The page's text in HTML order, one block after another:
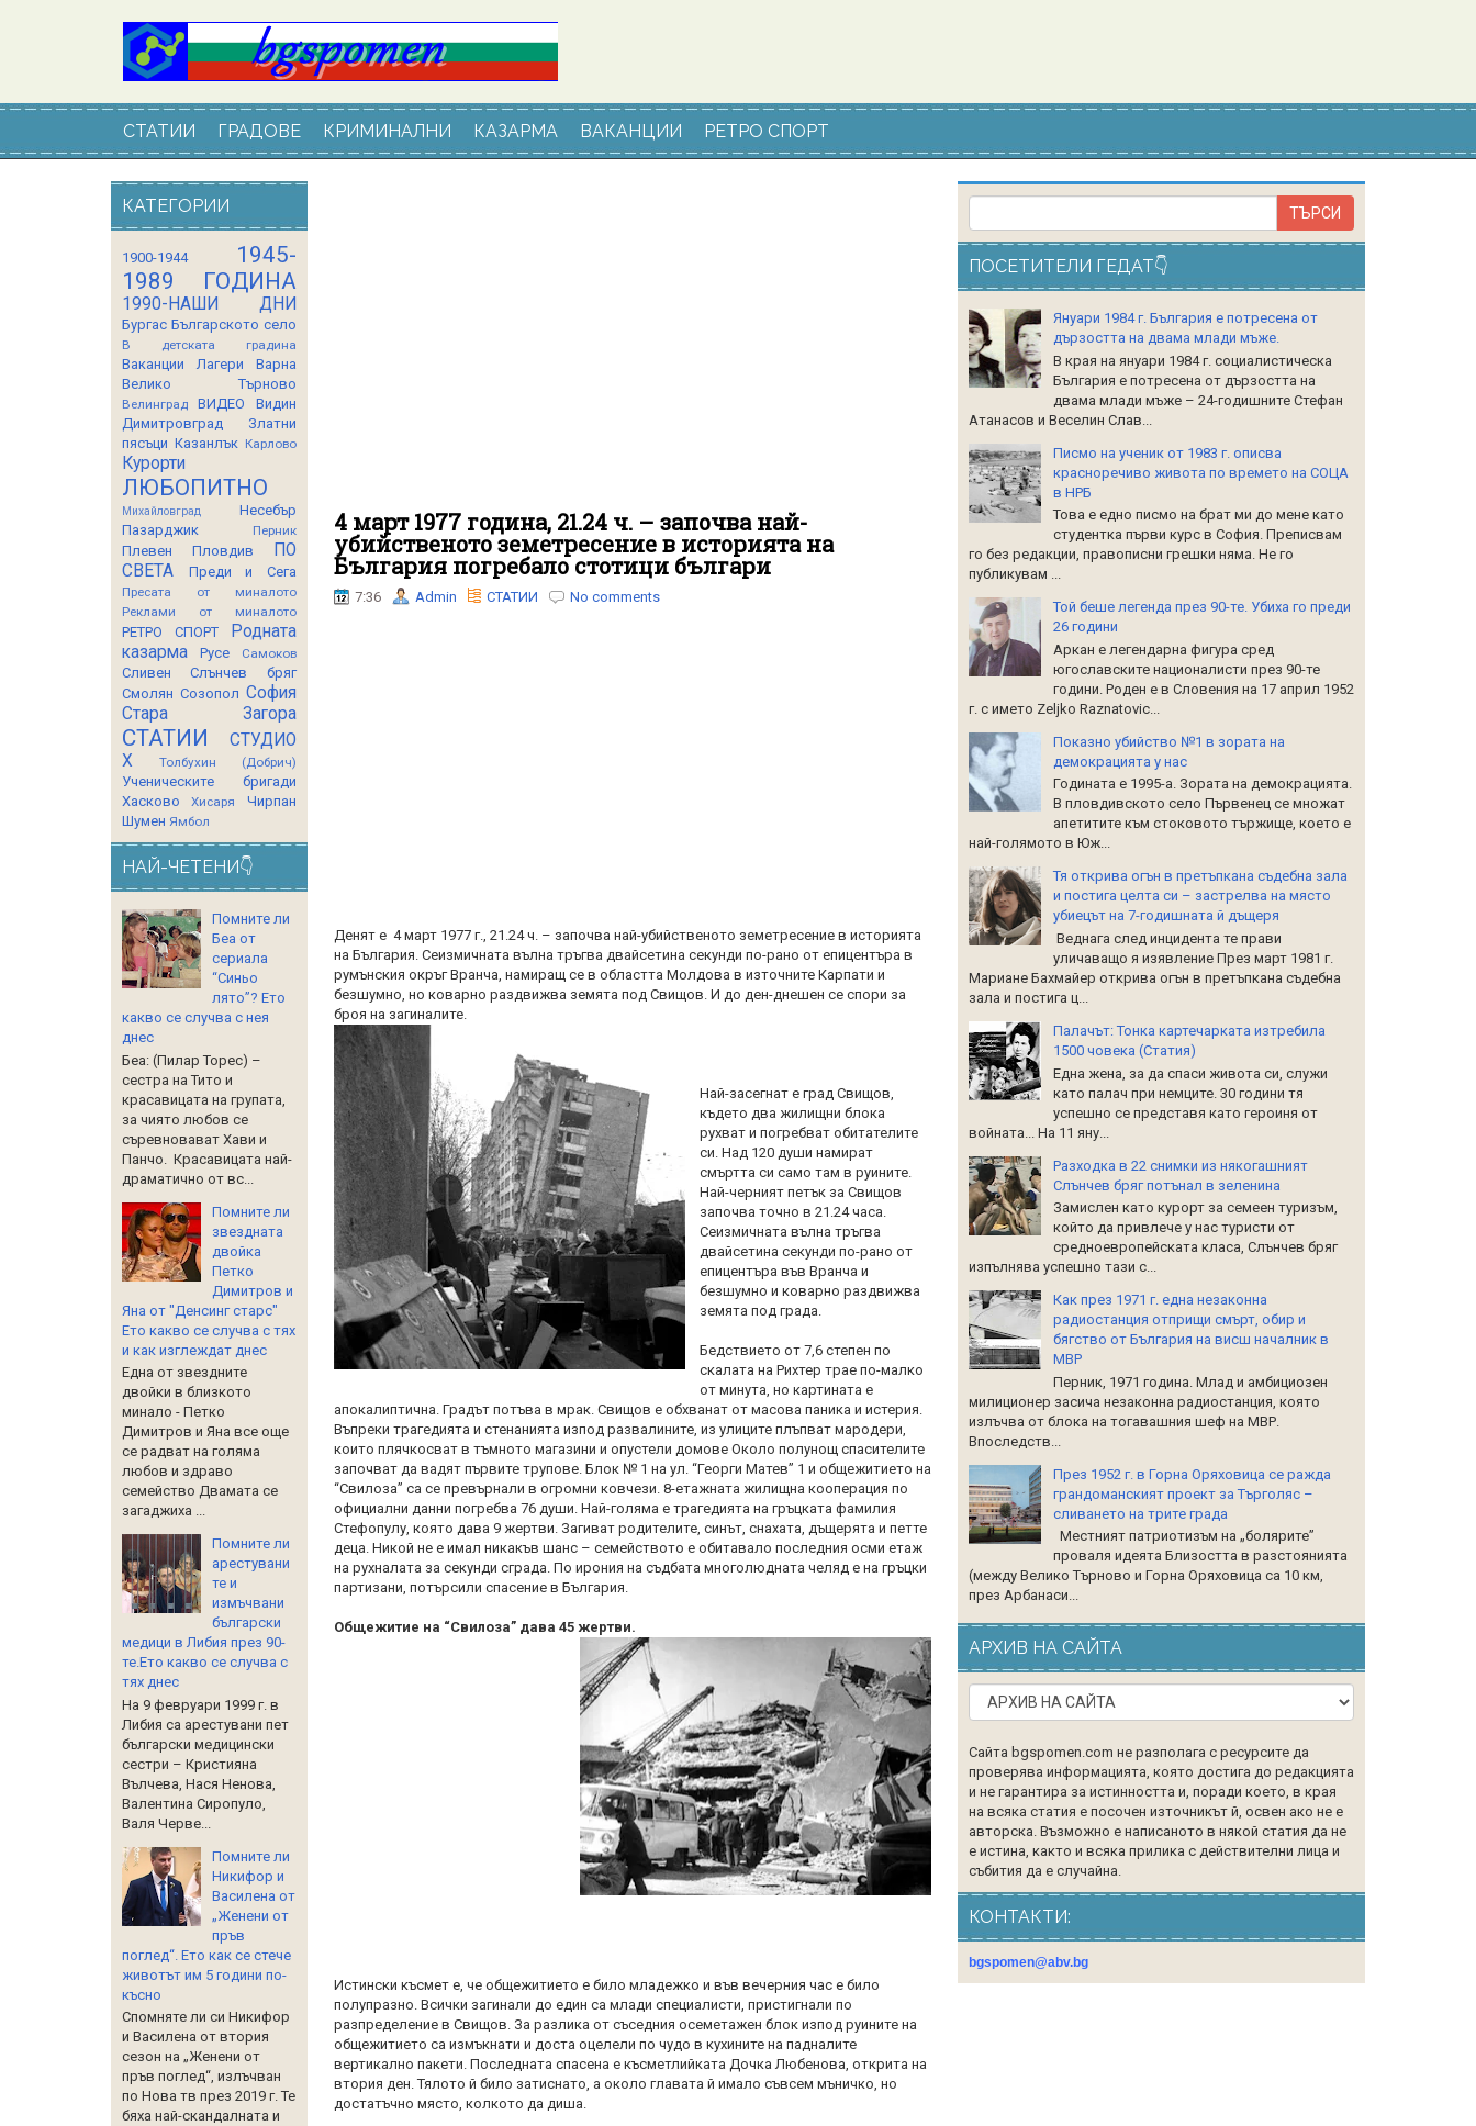
СТАТИИ ГРАДОВЕ КРИМИНАЛНИ КАЗАРМА ВАКАНЦИИ РЕТРО СПОРТ
4 март 1977 година, 21.24 ч. – започва най-
убийственото земетресение в историята на
България погребало стотици българи
7:36 Admin СТАТИИ No comments
Денят е 4 март 1977 г., 21.24 ч. – започва най-убийственото земетресение в историята
на България. Сеизмичната вълна тръгва двайсетина секунди по-рано от епицентъра в
румънския окръг Вранча, намиращ се в областта Молдова в източните Карпати и
безшумно, но коварно раздвижва земята под Свищов. И до ден-днешен се спори за
броя на загиналите.
Най-засегнат е град Свищов,
където два жилищни блока
рухват и погребват обитателите
си. Над 120 души намират
смъртта си само там в руините.
Най-черният петък за Свищов
започва точно в 21.24 часа.
Сеизмичната вълна тръгва
двайсетина секунди по-рано от
епицентъра във Вранча и
безшумно и коварно раздвижва
земята под града.
Бедствието от 7,6 степен по
скалата на Рихтер трае по-малко
от минута, но картината е
апокалиптична. Градът потъва в мрак. Свищов е обхванат от масова паника и истерия.
Въпреки трагедията и стенанията изпод развалините, из улиците плъпват мародери,
които плячкосват в тъмното магазини и опустели домове Около полунощ спасителите
започват да вадят първите трупове. Блок № 1 на ул. “Георги Матев” 1 и общежитието на
“Свилоза” са се превърнали в огромни ковчези. 8-етажната жилищна кооперация по
официални данни погребва 76 души. Най-голяма е трагедията на гръцката фамилия
Стефопулу, която дава 9 жертви. Загиват родителите, синът, снахата, дъщерята и петте
деца. Никой не е имал никакъв шанс – семейството е обитавало последния осми етаж
на рухналата за секунди сграда. По ирония на съдбата многолюдната челяд е на гръцки
партизани, потърсили спасение в България.
Общежитие на “Свилоза” дава 45 жертви.
Истински късмет е, че общежитието е било младежко и във вечерния час е било
полупразно. Всички загинали до един са млади специалисти, пристигнали по
разпределение в Свищов. За разлика от съседния осеметажен блок изпод руините на
общежитието са измъкнати и доста оцелели по чудо в кухините на падналите
вертикално пакети. Последната спасена е късметлийката Дочка Любенова, открита на
втория ден. Тялото й било затиснато, а около главата й имало съвсем мъничко, но
достатъчно място, колкото да диша.
КАТЕГОРИИ
1900-1944
1945-
1989 ГОДИНА
1990-НАШИ ДНИ
Бургас Българското село
В детската градина
Ваканции Лагери
Варна
Велико Търново
Велинград ВИДЕО
Видин
Димитровград
Златни
пясъци Казанлък Карлово
Курорти
ЛЮБОПИТНО
Михайловград
Несебър
Пазарджик
Перник
Плевен Пловдив
ПО
СВЕТА
Преди и Сега
Пресата от миналото
Реклами от миналото
РЕТРО СПОРТ
Родната
казарма
Русе Самоков
Сливен
Слънчев бряг
Смолян Созопол София
Стара Загора
СТАТИИ
СТУДИО
Х
Толбухин (Добрич)
Ученическите бригади
Хасково
Хисаря
Чирпан
Шумен Ямбол
НАЙ-ЧЕТЕНИ👇
Помните ли
Беа от
сериала
“Синьо
лято”? Ето
какво се случва с нея
днес
Беа: (Пилар Торес) –
сестра на Тито и
красавицата на групата,
за чиято любов се
съревновават Хави и
Панчо. Красавицата най-
драматично от вс...
Помните ли
звездната
двойка
Петко
Димитров и
Яна от "Денсинг старс"
Ето какво се случва с тях
и как изглеждат днес
Една от звездните
двойки в близкото
минало - Петко
Димитров и Яна все още
се радват на голяма
любов и здраво
семейство Двамата се
загаджиха ...
Помните ли
арестувани
те и
измъчвани
български
медици в Либия през 90-
те.Ето какво се случва с
тях днес
На 9 февруари 1999 г. в
Либия са арестувани пет
български медицински
сестри – Кристияна
Вълчева, Нася Ненова,
Валентина Сиропуло,
Валя Черве...
Помните ли
Никифор и
Василена от
„Женени от
пръв
поглед“. Ето как се стече
животът им 5 години по-
късно
Спомняте ли си Никифор
и Василена от втория
сезон на „Женени от
пръв поглед“, излъчван
по Нова тв през 2019 г. Те
бяха най-скандалната и
ПОСЕТИТЕЛИ ГЕДАТ👇
Януари 1984 г. България е потресена от
дързостта на двама млади мъже.
В края на януари 1984 г. социалистическа
България е потресена от дързостта на
двама млади мъже – 24-годишните Стефан
Атанасов и Веселин Слав...
Писмо на ученик от 1983 г. описва
красноречиво живота по времето на СОЦА
в НРБ
Това е едно писмо на брат ми до мене като
студентка първи курс в София. Преписвам
го без редакции, правописни грешки няма. Не го
публикувам ...
Той беше легенда през 90-те. Убиха го преди
26 години
Аркан е легендарна фигура сред
югославските националисти през 90-те
години. Роден е в Словения на 17 април 1952
г. с името Zeljko Raznatoviс...
Показно убийство №1 в зората на
демокрацията у нас
Годината е 1995-а. Зората на демокрацията.
В пловдивското село Първенец се множат
апетитите към стоковото тържище, което е
най-голямото в Юж...
Тя открива огън в претъпкана съдебна зала
и постига целта си – застрелва на място
убиецът на 7-годишната й дъщеря
Веднага след инцидента те прави
уличаващо я изявление През март 1981 г.
Мариане Бахмайер открива огън в претъпкана съдебна
зала и постига ц...
Палачът: Тонка картечарката изтребила
1500 човека (Статия)
Една жена, за да спаси живота си, служи
като палач при немците. 30 години тя
успешно се представя като героиня от
войната... На 11 яну...
Разходка в 22 снимки из някогашният
Слънчев бряг потънал в зеленина
Замислен като курорт за семеен туризъм,
който да привлече у нас туристи от
средноевропейската класа, Слънчев бряг
изпълнява успешно тази с...
Как през 1971 г. една незаконна
радиостанция отприщи смърт, обир и
бягство от България на висш началник в
МВР
Перник, 1971 година. Млад и амбициозен
милиционер засича незаконна радиостанция, която
излъчва от блока на тогавашния шеф на МВР.
Впоследств...
През 1952 г. в Горна Оряховица се ражда
грандоманският проект за Търголяс –
сливането на трите града
Местният патриотизъм на „болярите”
проваля идеята Близостта в разстоянията
(между Велико Търново и Горна Оряховица са 10 км,
през Арбанаси...
АРХИВ НА САЙТА
Сайта bgspomen.com не разполага с ресурсите да
проверява информацията, която достига до редакцията
и не гарантира за истинността и, поради което, в края
на всяка статия е посочен източникът й, освен ако не е
авторска. Възможно е написаното в някой статия да не
е истина, както и всяка прилика с действителни лица и
събития да е случайна.
КОНТАКТИ:
bgspomen@abv.bg